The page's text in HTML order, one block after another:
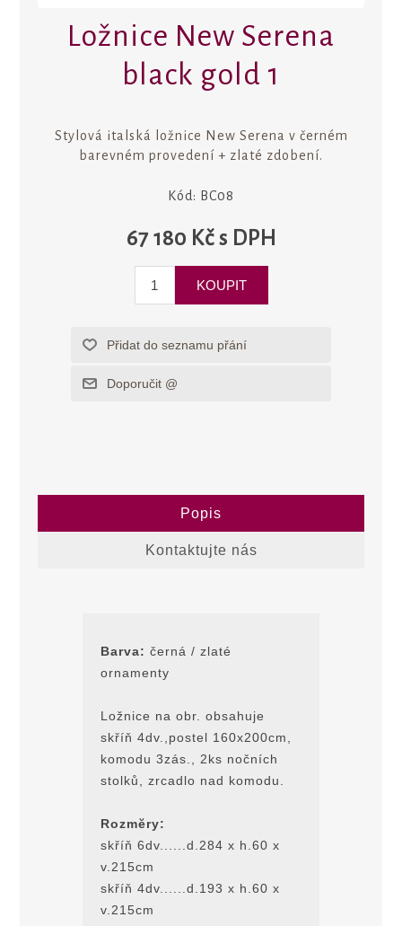
Ložnice New Serena
black gold 1
Stylová italská ložnice New Serena v černém
barevném provedení + zlaté zdobení.
Kód: BC08
67 180 Kč s DPH
Popis
Kontaktujte nás
Barva: černá / zlaté
ornamenty
Ložnice na obr. obsahuje
skříň 4dv.,postel 160x200cm,
komodu 3zás., 2ks nočních
stolků, zrcadlo nad komodu.
Rozmĕry:
skříň 6dv......d.284 x h.60 x
v.215cm
skříň 4dv......d.193 x h.60 x
v.215cm